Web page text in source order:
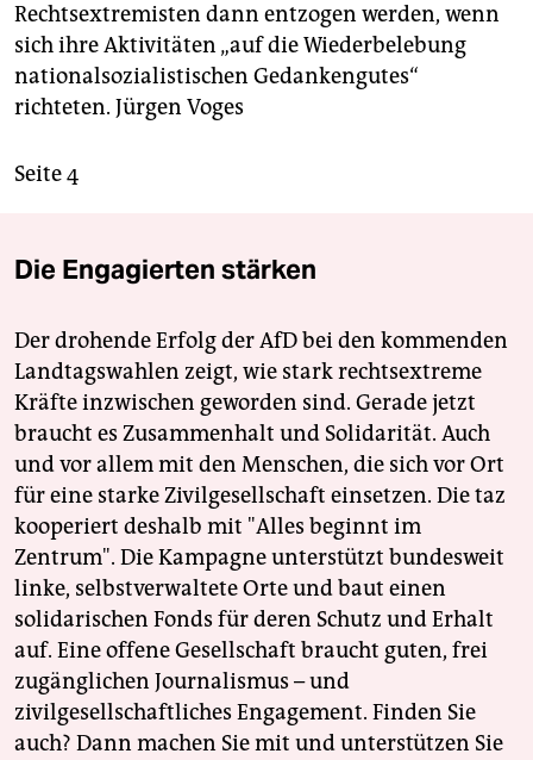
Rechtsextremisten dann entzogen werden, wenn
sich ihre Aktivitäten „auf die Wiederbelebung
nationalsozialistischen Gedankengutes“
richteten. Jürgen Voges
Seite 4
Die Engagierten stärken
Der drohende Erfolg der AfD bei den kommenden
Landtagswahlen zeigt, wie stark rechtsextreme
Kräfte inzwischen geworden sind. Gerade jetzt
braucht es Zusammenhalt und Solidarität. Auch
und vor allem mit den Menschen, die sich vor Ort
für eine starke Zivilgesellschaft einsetzen. Die taz
kooperiert deshalb mit "Alles beginnt im
Zentrum". Die Kampagne unterstützt bundesweit
linke, selbstverwaltete Orte und baut einen
solidarischen Fonds für deren Schutz und Erhalt
auf. Eine offene Gesellschaft braucht guten, frei
zugänglichen Journalismus – und
zivilgesellschaftliches Engagement. Finden Sie
auch? Dann machen Sie mit und unterstützen Sie